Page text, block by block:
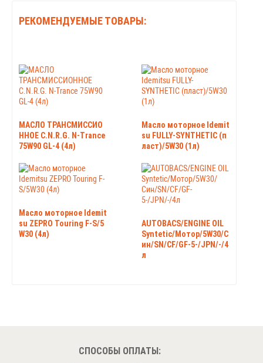
РЕКОМЕНДУЕМЫЕ ТОВАРЫ:
МАСЛО ТРАНСМИССИО
ННОЕ C.N.R.G. N-Trance
75W90 GL-4 (4л)
Масло моторное Idemit
su FULLY-SYNTHETIC (п
ласт)/5W30 (1л)
Масло моторное Idemit
su ZEPRO Touring F-S/5
W30 (4л)
AUTOBACS/ENGINE OIL
Syntetic/Мотор/5W30/С
ин/SN/CF/GF-5-/JPN/-/4
л
СПОСОБЫ ОПЛАТЫ: